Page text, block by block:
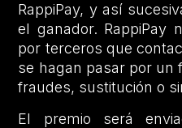
RappiPay, y así
el ganador. RappiPay
por terceros que
se hagan pasar por un
fraudes, sustitución o
El premio será